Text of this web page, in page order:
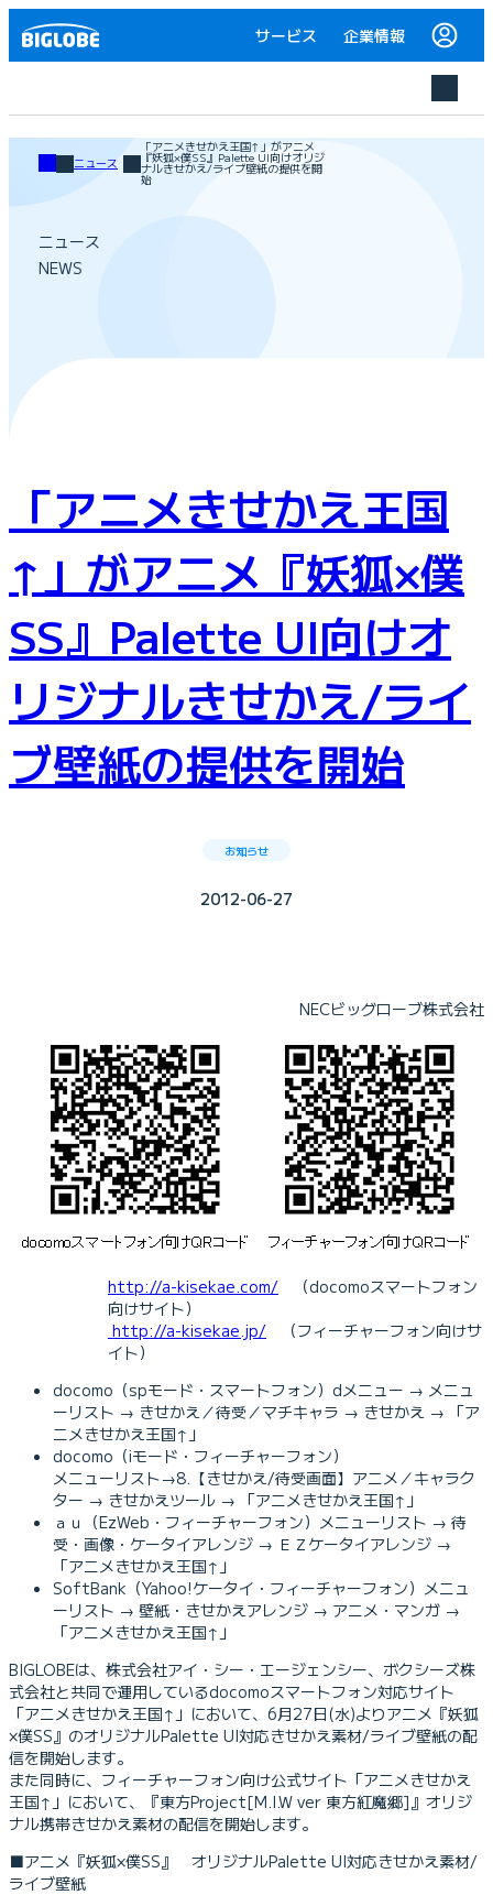
サービス 企業情報
ニュース
「アニメきせかえ王国↑」がアニメ
『妖狐×僕SS』Palette UI向けオリジ
ナルきせかえ/ライブ壁紙の提供を開
始
ニュース
NEWS
「アニメきせかえ王国
↑」がアニメ『妖狐×僕
SS』Palette UI向けオ
リジナルきせかえ/ライ
ブ壁紙の提供を開始
お知らせ
2012-06-27
NECビッグローブ株式会社
http://a-kisekae.com/ （docomoスマートフォン
向けサイト）
http://a-kisekae.jp/ （フィーチャーフォン向けサ
イト）
docomo（spモード・スマートフォン）dメニュー → メニュ
ーリスト → きせかえ／待受／マチキャラ → きせかえ → 「ア
ニメきせかえ王国↑」
docomo（iモード・フィーチャーフォン）
メニューリスト→8.【きせかえ/待受画面】アニメ／キャラク
ター → きせかえツール → 「アニメきせかえ王国↑」
ａｕ（EzWeb・フィーチャーフォン）メニューリスト → 待
受・画像・ケータイアレンジ → ＥＺケータイアレンジ →
「アニメきせかえ王国↑」
SoftBank（Yahoo!ケータイ・フィーチャーフォン）メニュ
ーリスト → 壁紙・きせかえアレンジ → アニメ・マンガ →
「アニメきせかえ王国↑」
BIGLOBEは、株式会社アイ・シー・エージェンシー、ボクシーズ株
式会社と共同で運用しているdocomoスマートフォン対応サイト
「アニメきせかえ王国↑」において、6月27日(水)よりアニメ『妖狐
×僕SS』のオリジナルPalette UI対応きせかえ素材/ライブ壁紙の配
信を開始します。
また同時に、フィーチャーフォン向け公式サイト「アニメきせかえ
王国↑」において、『東方Project[M.I.W ver 東方紅魔郷]』オリジ
ナル携帯きせかえ素材の配信を開始します。
■アニメ『妖狐×僕SS』 オリジナルPalette UI対応きせかえ素材/
ライブ壁紙